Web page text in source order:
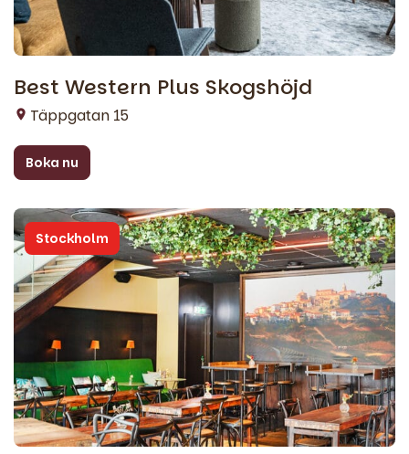
Best Western Plus Skogshöjd
Täppgatan 15
Boka nu
Stockholm